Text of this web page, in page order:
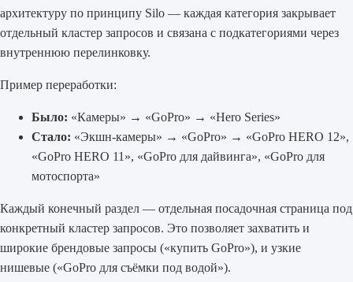
архитектуру по принципу Silo — каждая категория закрывает
отдельный кластер запросов и связана с подкатегориями через
внутреннюю перелинковку.
Пример переработки:
Было: «Камеры» → «GoPro» → «Hero Series»
Стало: «Экшн-камеры» → «GoPro» → «GoPro HERO 12»,
«GoPro HERO 11», «GoPro для дайвинга», «GoPro для
мотоспорта»
Каждый конечный раздел — отдельная посадочная страница под
конкретный кластер запросов. Это позволяет захватить и
широкие брендовые запросы («купить GoPro»), и узкие
нишевые («GoPro для съёмки под водой»).